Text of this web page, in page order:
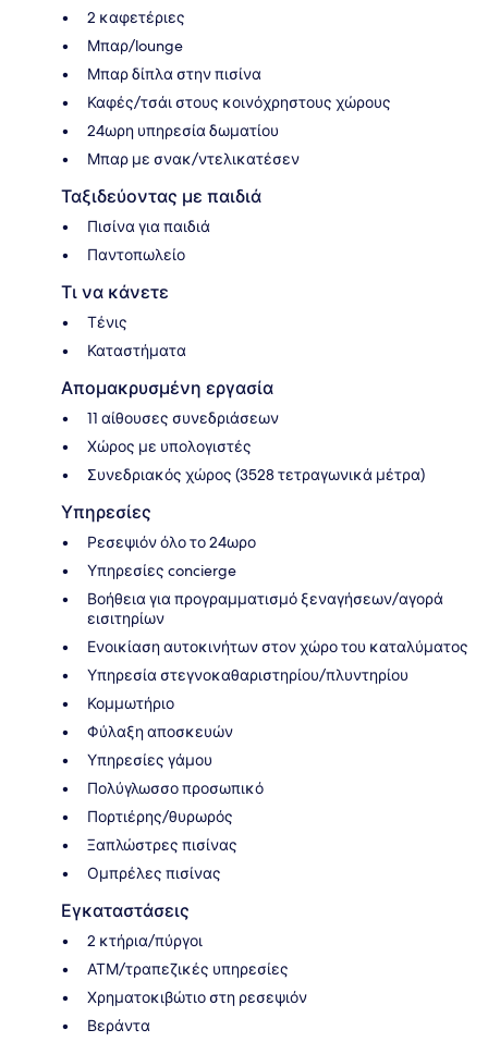
2 καφετέριες
Μπαρ/lounge
Μπαρ δίπλα στην πισίνα
Καφές/τσάι στους κοινόχρηστους χώρους
24ωρη υπηρεσία δωματίου
Μπαρ με σνακ/ντελικατέσεν
Ταξιδεύοντας με παιδιά
Πισίνα για παιδιά
Παντοπωλείο
Τι να κάνετε
Τένις
Καταστήματα
Απομακρυσμένη εργασία
11 αίθουσες συνεδριάσεων
Χώρος με υπολογιστές
Συνεδριακός χώρος (3528 τετραγωνικά μέτρα)
Υπηρεσίες
Ρεσεψιόν όλο το 24ωρο
Υπηρεσίες concierge
Βοήθεια για προγραμματισμό ξεναγήσεων/αγορά
εισιτηρίων
Ενοικίαση αυτοκινήτων στον χώρο του καταλύματος
Υπηρεσία στεγνοκαθαριστηρίου/πλυντηρίου
Κομμωτήριο
Φύλαξη αποσκευών
Υπηρεσίες γάμου
Πολύγλωσσο προσωπικό
Πορτιέρης/θυρωρός
Ξαπλώστρες πισίνας
Ομπρέλες πισίνας
Εγκαταστάσεις
2 κτήρια/πύργοι
ΑΤΜ/τραπεζικές υπηρεσίες
Χρηματοκιβώτιο στη ρεσεψιόν
Βεράντα